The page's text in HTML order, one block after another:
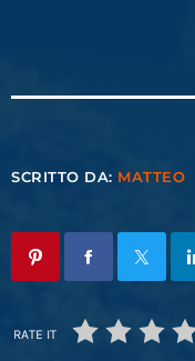
SCRITTO DA: MATTEO
RATE IT